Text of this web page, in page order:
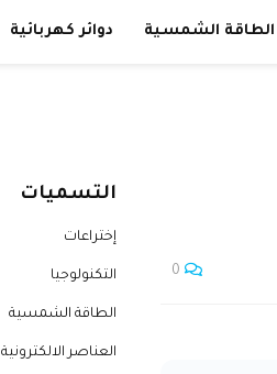
الطاقة الشمسية دوائر كهربائية
0
التسميات
إختراعات
التكنولوجيا
الطاقة الشمسية
العناصر الالكترونية